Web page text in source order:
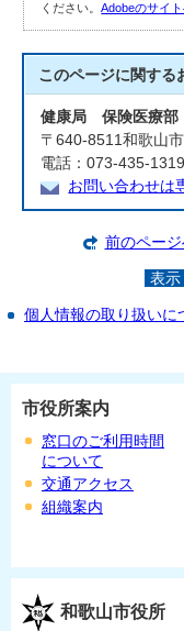
ください。Adobeのサイ
このページに関する
健康局 保険医療
〒640-8511和歌山
電話：073-435-
お問い合わせは
前のペー
表示
個人情報の取り扱いに
市役所案内
窓口のご利用時間
について
交通アクセス
組織案内
和歌山市役所